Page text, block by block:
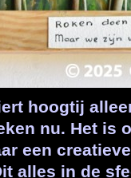
hoogtij
nu. Het is
een
alles in de